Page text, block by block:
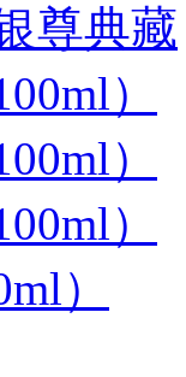
尊典藏
）
）
）
）